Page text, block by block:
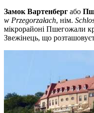
Замок Вартенберг або
w Przegorzałach, нім.
мікрорайоні Пшегожали
Звежінець, що